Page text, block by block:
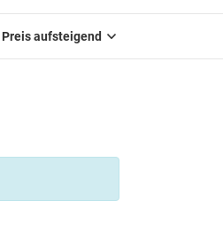
Preis aufsteigend